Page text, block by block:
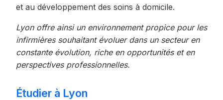
et au développement des soins à domicile.
Lyon offre ainsi un environnement propice pour les
infirmières souhaitant évoluer dans un secteur en
constante évolution, riche en opportunités et en
perspectives professionnelles.
Étudier à Lyon